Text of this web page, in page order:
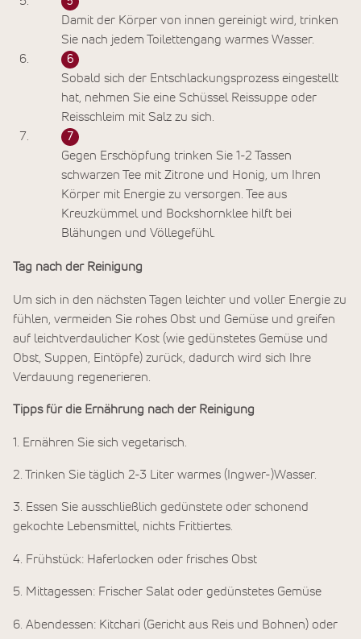
Damit der Körper von innen gereinigt wird, trinken
Sie nach jedem Toilettengang warmes Wasser.
Sobald sich der Entschlackungsprozess eingestellt
hat, nehmen Sie eine Schüssel Reissuppe oder
Reisschleim mit Salz zu sich.
Gegen Erschöpfung trinken Sie 1-2 Tassen
schwarzen Tee mit Zitrone und Honig, um Ihren
Körper mit Energie zu versorgen. Tee aus
Kreuzkümmel und Bockshornklee hilft bei
Blähungen und Völlegefühl.
Tag nach der Reinigung
Um sich in den nächsten Tagen leichter und voller Energie zu
fühlen, vermeiden Sie rohes Obst und Gemüse und greifen
auf leichtverdaulicher Kost (wie gedünstetes Gemüse und
Obst, Suppen, Eintöpfe) zurück, dadurch wird sich Ihre
Verdauung regenerieren.
Tipps für die Ernährung nach der Reinigung
1. Ernähren Sie sich vegetarisch.
2. Trinken Sie täglich 2-3 Liter warmes (Ingwer-)Wasser.
3. Essen Sie ausschließlich gedünstete oder schonend
gekochte Lebensmittel, nichts Frittiertes.
4. Frühstück: Haferlocken oder frisches Obst
5. Mittagessen: Frischer Salat oder gedünstetes Gemüse
6. Abendessen: Kitchari (Gericht aus Reis und Bohnen) oder